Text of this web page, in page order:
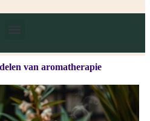
van aromatherapie